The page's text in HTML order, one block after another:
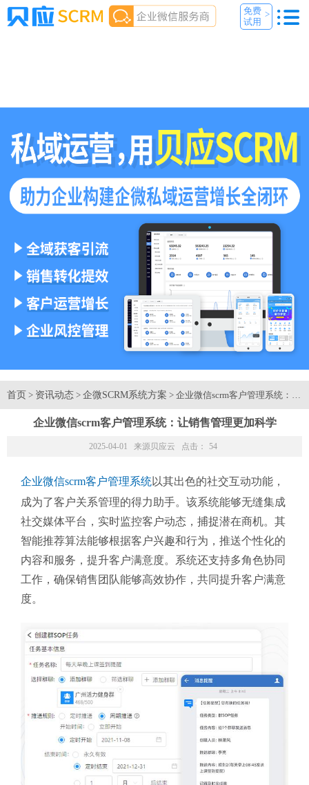
免费
试用
>
首页 > 资讯动态 > 企微SCRM系统方案 > 企业微信scrm客户管理系统：让
企业微信scrm客户管理系统：让销售管理更加科学
2025-04-01 来源贝应云 点击： 54
企业微信scrm客户管理系统以其出色的社交互动功能，
成为了客户关系管理的得力助手。该系统能够无缝集成
社交媒体平台，实时监控客户动态，捕捉潜在商机。其
智能推荐算法能够根据客户兴趣和行为，推送个性化的
内容和服务，提升客户满意度。系统还支持多角色协同
工作，确保销售团队能够高效协作，共同提升客户满意
度。